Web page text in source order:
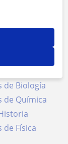
de Biología
de Química
de Física